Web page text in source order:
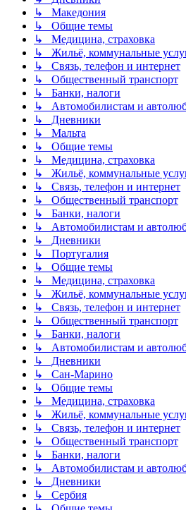
↳ Македония
↳ Общие темы
↳ Медицина, страховка
↳ Жильё, коммунальные
↳ Связь, телефон и интернет
↳ Общественный транспорт
↳ Банки, налоги
↳ Автомобилистам и
↳ Дневники
↳ Мальта
↳ Общие темы
↳ Медицина, страховка
↳ Жильё, коммунальные
↳ Связь, телефон и интернет
↳ Общественный транспорт
↳ Банки, налоги
↳ Автомобилистам и
↳ Дневники
↳ Португалия
↳ Общие темы
↳ Медицина, страховка
↳ Жильё, коммунальные
↳ Связь, телефон и интернет
↳ Общественный транспорт
↳ Банки, налоги
↳ Автомобилистам и
↳ Дневники
↳ Сан-Марино
↳ Общие темы
↳ Медицина, страховка
↳ Жильё, коммунальные
↳ Связь, телефон и интернет
↳ Общественный транспорт
↳ Банки, налоги
↳ Автомобилистам и
↳ Дневники
↳ Сербия